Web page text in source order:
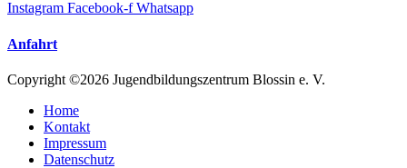
Instagram Facebook-f Whatsapp
Anfahrt
Copyright ©2026 Jugendbildungszentrum Blossin e. V.
Home
Kontakt
Impressum
Datenschutz